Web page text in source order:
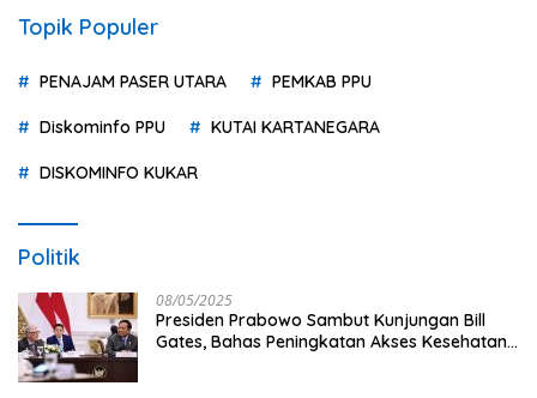
Topik Populer
PENAJAM PASER UTARA PEMKAB PPU
Diskominfo PPU KUTAI KARTANEGARA
DISKOMINFO KUKAR
Politik
08/05/2025
Presiden Prabowo Sambut Kunjungan Bill
Gates, Bahas Peningkatan Akses Kesehatan